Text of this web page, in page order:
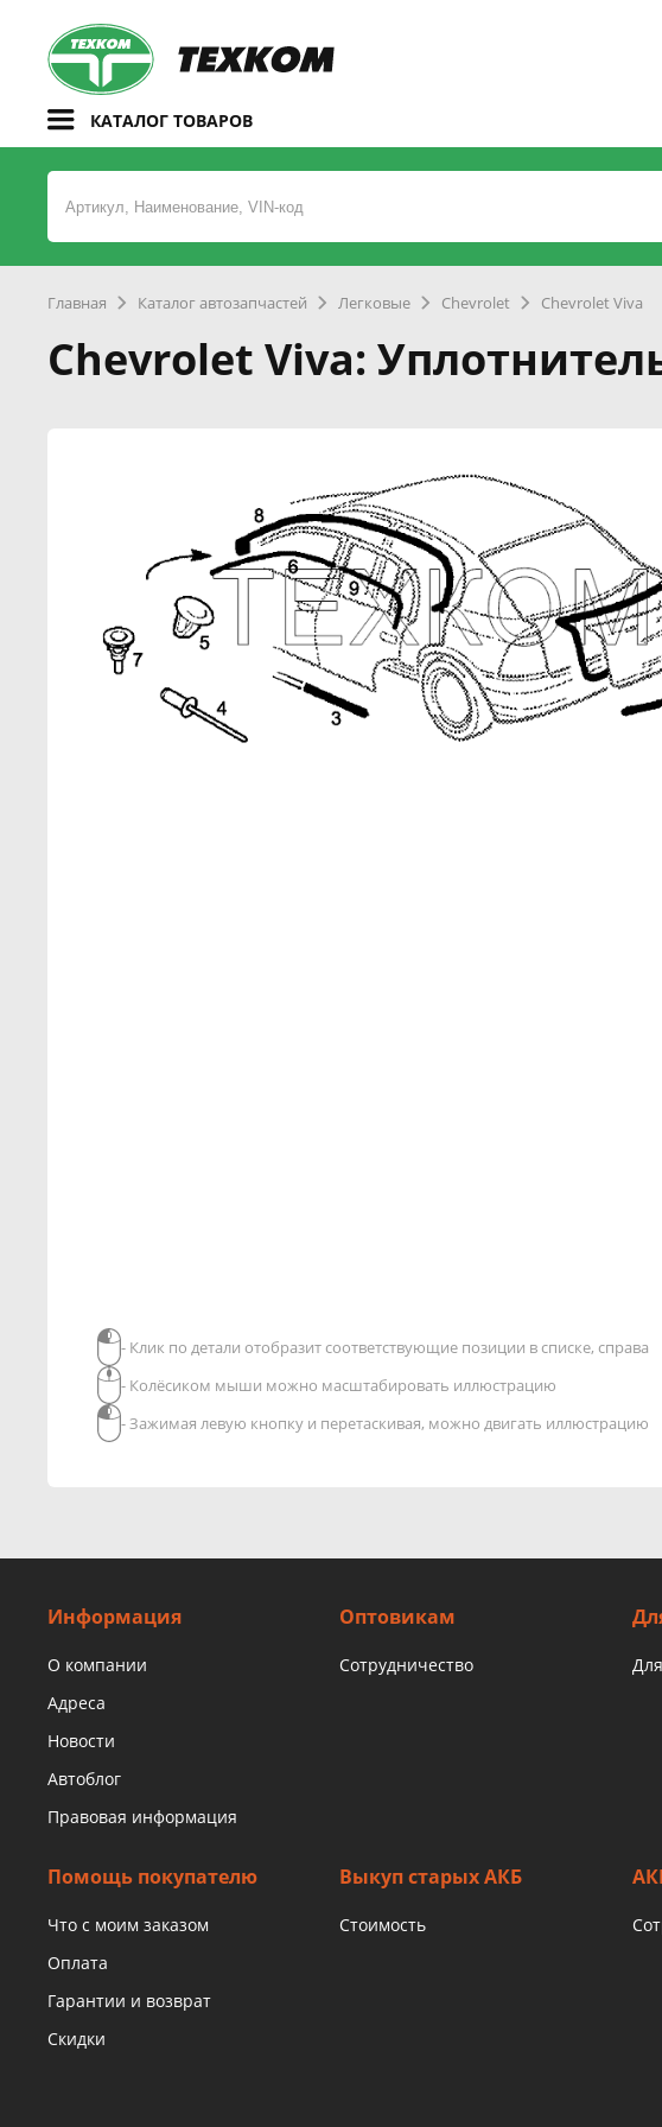
КАТАЛОГ ТОВАРОВ
Главная Каталог автозапчастей Легковые Chevrolet Chevrolet Viva
Chevrolet Viva:
- Клик по детали отобразит соответствующие позиции в списке, справа
- Колёсиком мыши можно масштабировать иллюстрацию
- Зажимая левую кнопку и перетаскивая, можно двигать иллюстрацию
Информация
О компании
Адреса
Новости
Автоблог
Правовая информация
Оптовикам
Сотрудничество
Помощь покупателю
Что с моим заказом
Оплата
Гарантии и возврат
Скидки
Выкуп старых АКБ
Стоимость